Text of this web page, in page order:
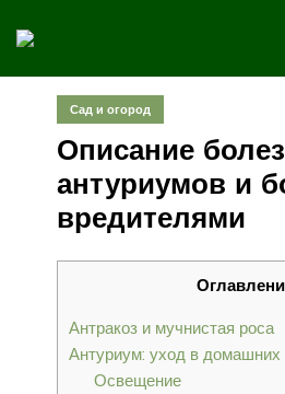
Сад и огород
Описание
антуриумов и
вредителями
Антракоз и мучнистая роса
Антуриум: уход в домашних
Освещение